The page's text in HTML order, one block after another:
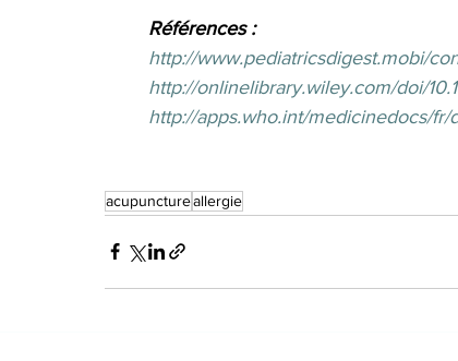
Références :
http://www.pediatricsdigest.mobi/
http://onlinelibrary.wiley.com/doi/
http://apps.who.int/medicinedocs/
acupunctureallergie